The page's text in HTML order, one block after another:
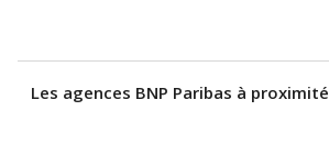
Les agences BNP Paribas à proximité